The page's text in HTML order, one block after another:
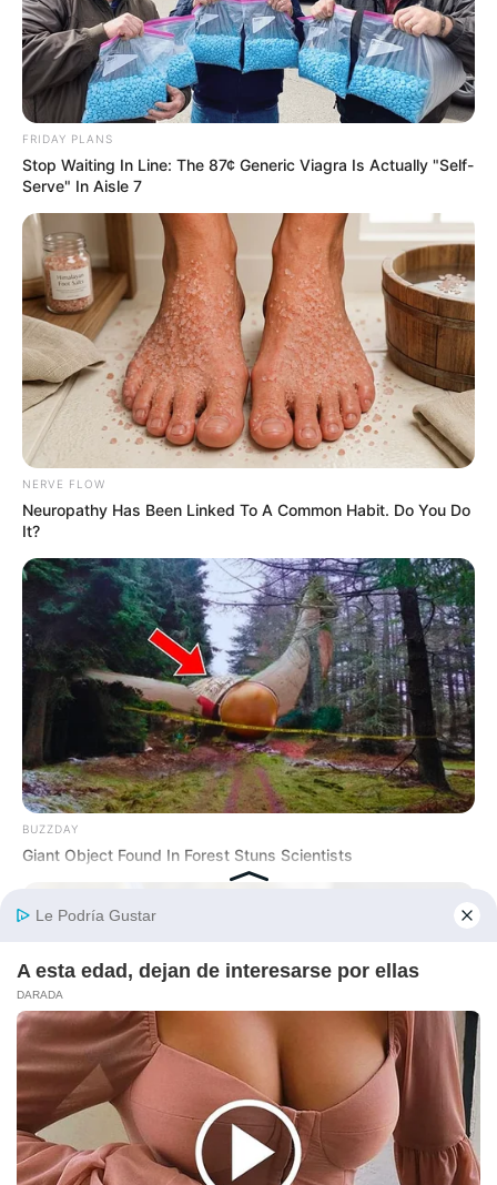
FRIDAY PLANS
Stop Waiting In Line: The 87¢ Generic Viagra Is Actually "Self-
Serve" In Aisle 7
NERVE FLOW
Neuropathy Has Been Linked To A Common Habit. Do You Do
It?
BUZZDAY
Giant Object Found In Forest Stuns Scientists
BUZZDAY
Pickle Juice For A Month: Surprising Health Boost